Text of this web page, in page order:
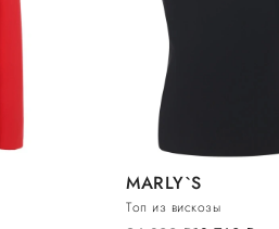
MARLY`S
Топ из вискозы